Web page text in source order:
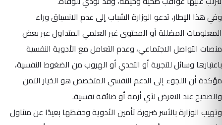
وفي هذا الإطار، تدعو الوزارة الشباب إلى عدم الانسياق وراء
المعلومات المضللة أو المحتوى غير العلمي المتداول عبر بعض
منصات التواصل الاجتماعي، وعدم التعامل مع الأدوية النفسية
باعتبارها وسائل للتجربة أو التحدي أو الهروب من الضغوط النفسية،
مؤكدة أن اللجوء إلى الدعم النفسي المتخصص هو الخيار الآمن
والصحيح عند التعرض لأي أزمة أو ضائقة نفسية.
وتهيب الوزارة بالأسر ضرورة تأمين الأدوية وحفظها بعيدًا عن متناول